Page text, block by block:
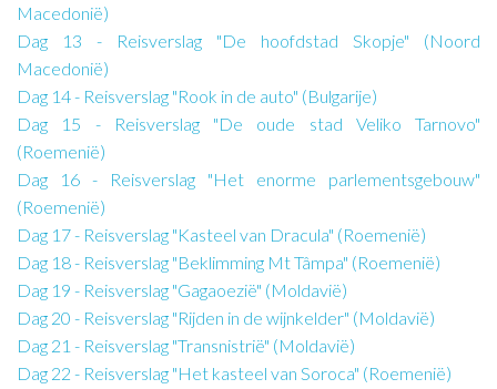
Macedonië)
Dag 13 - Reisverslag "De hoofdstad Skopje" (Noord
Macedonië)
Dag 14 - Reisverslag "Rook in de auto" (Bulgarije)
Dag 15 - Reisverslag "De oude stad Veliko Tarnovo"
(Roemenië)
Dag 16 - Reisverslag "Het enorme parlementsgebouw"
(Roemenië)
Dag 17 - Reisverslag "Kasteel van Dracula" (Roemenië)
Dag 18 - Reisverslag "Beklimming Mt Tâmpa" (Roemenië)
Dag 19 - Reisverslag "Gagaoezië" (Moldavië)
Dag 20 - Reisverslag "Rijden in de wijnkelder" (Moldavië)
Dag 21 - Reisverslag "Transnistrië" (Moldavië)
Dag 22 - Reisverslag "Het kasteel van Soroca" (Roemenië)